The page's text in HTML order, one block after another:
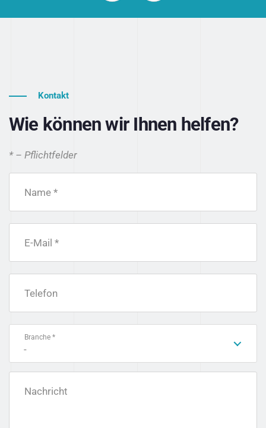
Kontakt
Wie können wir Ihnen helfen?
* – Pflichtfelder
Name *
E-Mail *
Telefon
Branche *
-
Nachricht